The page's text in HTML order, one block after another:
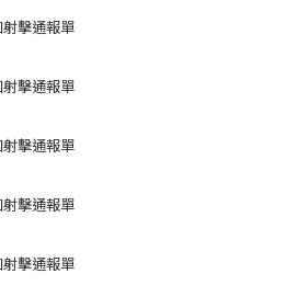
擊通報單
擊通報單
擊通報單
擊通報單
擊通報單